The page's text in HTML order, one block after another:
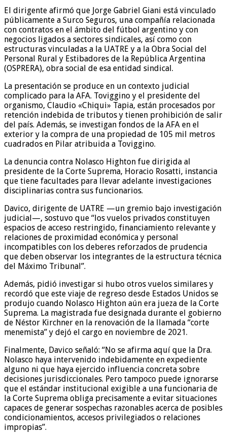
El dirigente afirmó que Jorge Gabriel Giani está vinculado
públicamente a Surco Seguros, una compañía relacionada
con contratos en el ámbito del fútbol argentino y con
negocios ligados a sectores sindicales, así como con
estructuras vinculadas a la UATRE y a la Obra Social del
Personal Rural y Estibadores de la República Argentina
(OSPRERA), obra social de esa entidad sindical.
La presentación se produce en un contexto judicial
complicado para la AFA. Toviggino y el presidente del
organismo, Claudio «Chiqui» Tapia, están procesados por
retención indebida de tributos y tienen prohibición de salir
del país. Además, se investigan fondos de la AFA en el
exterior y la compra de una propiedad de 105 mil metros
cuadrados en Pilar atribuida a Toviggino.
La denuncia contra Nolasco Highton fue dirigida al
presidente de la Corte Suprema, Horacio Rosatti, instancia
que tiene facultades para llevar adelante investigaciones
disciplinarias contra sus funcionarios.
Davico, dirigente de UATRE —un gremio bajo investigación
judicial—, sostuvo que “los vuelos privados constituyen
espacios de acceso restringido, financiamiento relevante y
relaciones de proximidad económica y personal
incompatibles con los deberes reforzados de prudencia
que deben observar los integrantes de la estructura técnica
del Máximo Tribunal”.
Además, pidió investigar si hubo otros vuelos similares y
recordó que este viaje de regreso desde Estados Unidos se
produjo cuando Nolasco Highton aún era jueza de la Corte
Suprema. La magistrada fue designada durante el gobierno
de Néstor Kirchner en la renovación de la llamada “corte
menemista” y dejó el cargo en noviembre de 2021.
Finalmente, Davico señaló: “No se afirma aquí que la Dra.
Nolasco haya intervenido indebidamente en expediente
alguno ni que haya ejercido influencia concreta sobre
decisiones jurisdiccionales. Pero tampoco puede ignorarse
que el estándar institucional exigible a una funcionaria de
la Corte Suprema obliga precisamente a evitar situaciones
capaces de generar sospechas razonables acerca de posibles
condicionamientos, accesos privilegiados o relaciones
impropias”.